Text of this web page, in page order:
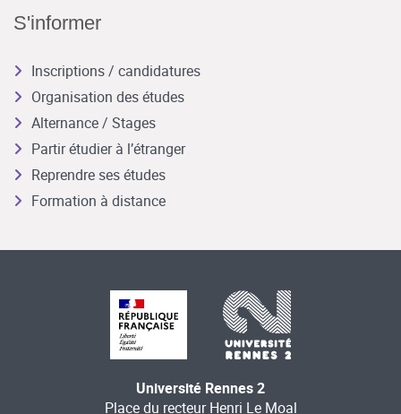
S'informer
Inscriptions / candidatures
Organisation des études
Alternance / Stages
Partir étudier à l’étranger
Reprendre ses études
Formation à distance
Université Rennes 2
Place du recteur Henri Le Moal